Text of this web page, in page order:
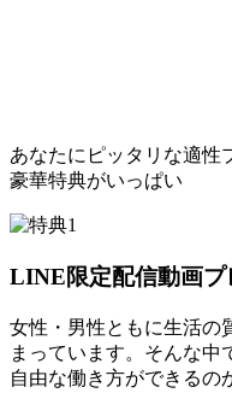
あなたにピッタリな適性
豪華特典がいっぱい
LINE限定配信動画プ
女性・男性ともに生活の
まっています。そんな中
自由な働き方ができるの